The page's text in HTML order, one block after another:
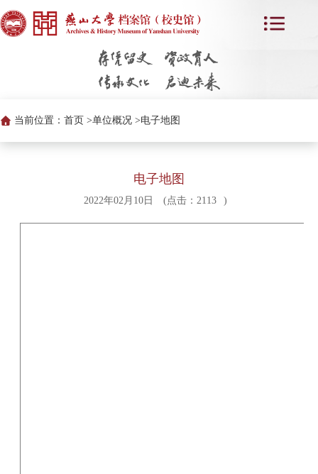
当前位置： 首页 >单位概况 >电子地图
电子地图
2022年02月10日 (点击： 2113 )